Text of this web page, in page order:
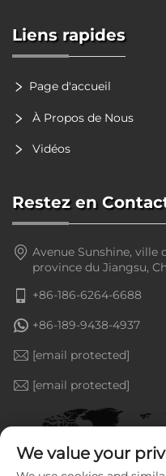
Liens rapides
Page d'accueil
À Propos de Nous
Vidéos
Restez en
Avenue Sunshine, ville
province du Jiangsu,
+86-186-6264-6688
+86-189-9438-4937
[email protected]
[email protected]
We value your